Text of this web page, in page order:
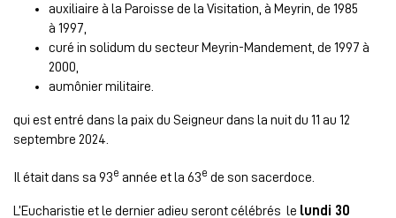
auxiliaire à la Paroisse de la Visitation, à Meyrin, de 1985
à 1997,
curé in solidum du secteur Meyrin-Mandement, de 1997 à
2000,
aumônier militaire.
qui est entré dans la paix du Seigneur dans la nuit du 11 au 12
septembre 2024.
Il était dans sa 93e année et la 63e de son sacerdoce.
L’Eucharistie et le dernier adieu seront célébrés le lundi 30